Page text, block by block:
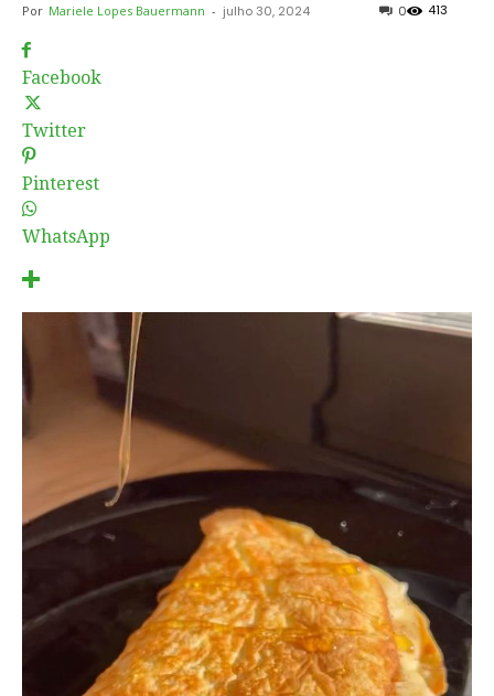
Por Mariele Lopes Bauermann - julho 30, 2024 413
0
Facebook
Twitter
Pinterest
WhatsApp